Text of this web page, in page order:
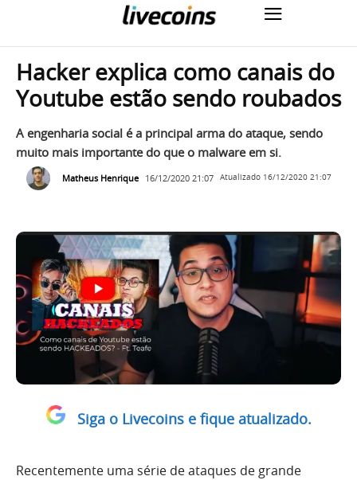
Hacker explica como canais do
Youtube estão sendo roubados
A engenharia social é a principal arma do ataque, sendo
muito mais importante do que o malware em si.
Matheus Henrique 16/12/2020 21:07 Atualizado 16/12/2020 21:07
Siga o Livecoins e fique atualizado.
Recentemente uma série de ataques de grande